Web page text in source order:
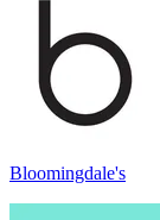
Bloomingdale's